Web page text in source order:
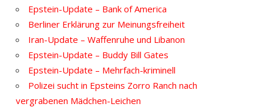
Epstein-Update – Bank of America
Berliner Erklärung zur Meinungsfreiheit
Iran-Update – Waffenruhe und Libanon
Epstein-Update – Buddy Bill Gates
Epstein-Update – Mehrfach-kriminell
Polizei sucht in Epsteins Zorro Ranch nach
vergrabenen Mädchen-Leichen